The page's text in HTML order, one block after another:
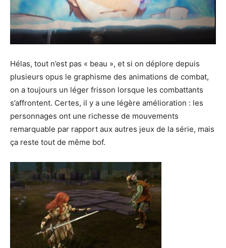
Hélas, tout n’est pas « beau », et si on déplore depuis
plusieurs opus le graphisme des animations de combat,
on a toujours un léger frisson lorsque les combattants
s’affrontent. Certes, il y a une légère amélioration : les
personnages ont une richesse de mouvements
remarquable par rapport aux autres jeux de la série, mais
ça reste tout de même bof.